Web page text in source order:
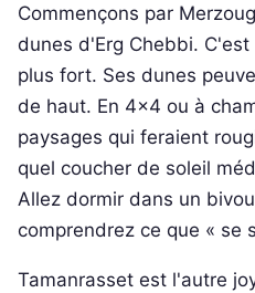
Commençons par
dunes d'Erg Chebbi.
plus fort. Ses dunes
de haut. En 4x4 ou à
paysages qui feraient
quel coucher de soleil
Allez dormir dans un
comprendrez ce que « se
Tamanrasset est l'autre